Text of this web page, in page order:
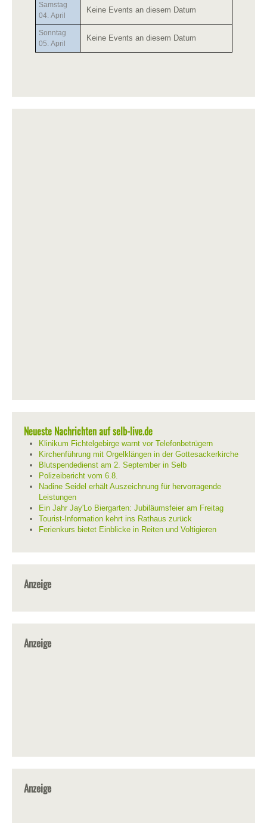
Samstag
04. April
Keine Events an diesem Datum
Sonntag
05. April
Keine Events an diesem Datum
Neueste Nachrichten auf selb-live.de
Klinikum Fichtelgebirge warnt vor Telefonbetrügern
Kirchenführung mit Orgelklängen in der Gottesackerkirche
Blutspendedienst am 2. September in Selb
Polizeibericht vom 6.8.
Nadine Seidel erhält Auszeichnung für hervorragende
Leistungen
Ein Jahr Jay'Lo Biergarten: Jubiläumsfeier am Freitag
Tourist-Information kehrt ins Rathaus zurück
Ferienkurs bietet Einblicke in Reiten und Voltigieren
Anzeige
Anzeige
Anzeige